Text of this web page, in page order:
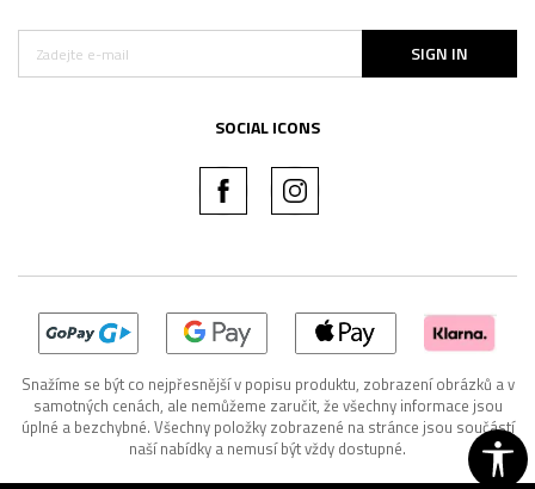
SIGN IN
SOCIAL ICONS
Snažíme se být co nejpřesnější v popisu produktu, zobrazení obrázků a v
samotných cenách, ale nemůžeme zaručit, že všechny informace jsou
úplné a bezchybné. Všechny položky zobrazené na stránce jsou součástí
naší nabídky a nemusí být vždy dostupné.